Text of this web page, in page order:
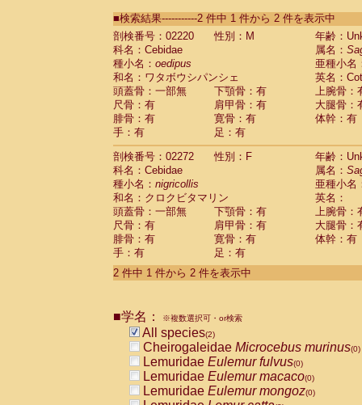
CebidaeSaguinus labiatus(0)
Cebidae Saguinus leucopus (0)
Cebidae
Cebidae
CebidaeSaguinus nigricollis (1)
Cebidae Saguinus oedipus
Cebidae Saguinus weddelli
Cebidae Saguinusspp.
Cebidae Aotus trivirgatus
Cebidae Cebus albifrons
Cebidae
CebidaeCebus capucinus
CebidaeCebus nigrivittatus
Cebidae Cebusspp.(0)
Cebidae Saimiri boliviensis
Cebidae Saimiri sciureus
Atelidae Alouatta caraya
AtelidaeAlouatta fusca
AtelidaeAlouatta seniculus
AtelidaeAteles belzebuth
AtelidaeAteles geoffroyi
AtelidaeAteles paniscus(0)
AtelidaeAtelesspp. (0)
AtelidaeLagothrix lagothricha
AtelidaeLagothrix lagothricha cana
PitheciidaeCacajao calvus
■検索結果-----------2 件中 1 件から 2 件を表示中
剖検番号：02220
性別：M
年齢：
科名：Cebidae
属名：
種小名： oedipus
亜種小名
和名：ワタボウシパンシェ
英名：
頭蓋骨：一部無
下顎骨：有
上腕骨：
尺骨：有
肩甲骨：有
大腿骨：
腓骨：有
寛骨：有
体幹：有
手：有
足：有
剖検番号：02272
性別：F
年齢：
科名：Cebidae
属名：
種小名： nigricollis
亜種小名
和名：クロクビタマリン
英名：
頭蓋骨：一部無
下顎骨：有
上腕骨：
尺骨：有
肩甲骨：有
大腿骨：
腓骨：有
寛骨：有
体幹：有
手：有
足：有
2 件中 1 件から 2 件を表示中
■学名： ※複数選択可・or検索
All species(2)
Cheirogaleidae Microcebus murinus(0)
Lemuridae Eulemur fulvus(0)
Lemuridae Eulemur macaco(0)
Lemuridae Eulemur mongoz(0)